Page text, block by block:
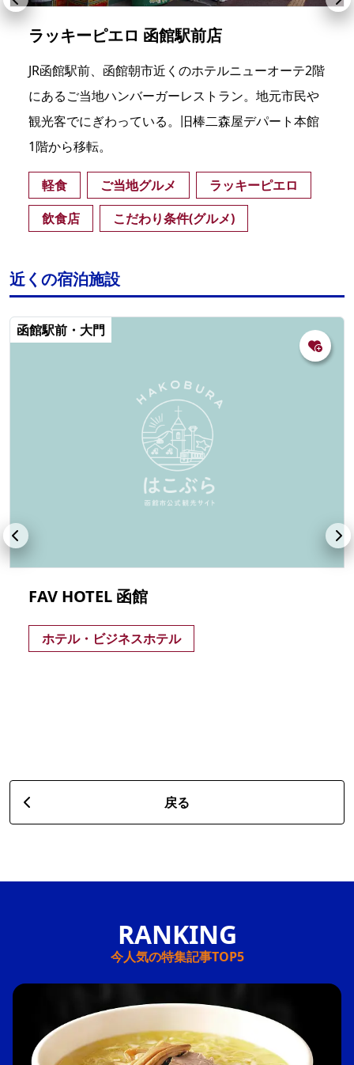
ラッキーピエロ 函館駅前店
JR函館駅前、函館朝市近くのホテルニューオーテ2階
にあるご当地ハンバーガーレストラン。地元市民や
観光客でにぎわっている。旧棒二森屋デパート本館
1階から移転。
軽食 ご当地グルメ
ラッキーピエロ
飲食店
こだわり条件(グルメ)
近くの宿泊施設
函館駅前・大門
FAV HOTEL 函館
ホテル・ビジネスホテル
戻る
今人気の特集記事TOP5